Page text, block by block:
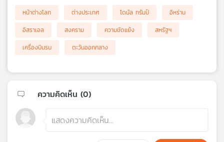
หน้าต่างโลก ต่างประเทศ โดนัล ทรัมป์
อิหร่าน
อิสราเอล
สงคราม ความขัดแย้ง
สหรัฐฯ
เครื่องบินรบ
ตะวันออกกลาง
ความคิดเห็น (0)